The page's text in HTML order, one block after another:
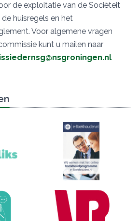
de exploitatie van de Sociëteit
huisregels en het
Voor algemene vragen
kunt u mailen naar